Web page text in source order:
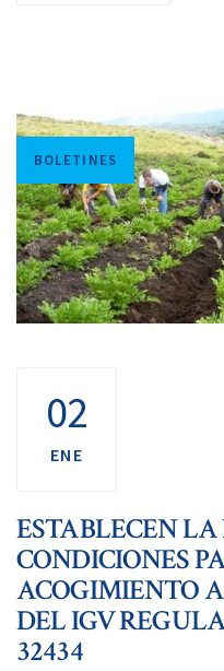
Tags
BOLETINES
02
ENE
ESTABLECEN
CONDICIONES
ACOGIMIENTO
DEL IGV
32434